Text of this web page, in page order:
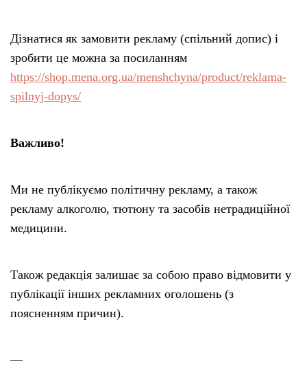
Дізнатися як замовити рекламу (спільний допис) і
зробити це можна за посиланням
https://shop.mena.org.ua/menshchyna/product/reklama-
spilnyj-dopys/
Важливо!
Ми не публікуємо політичну рекламу, а також
рекламу алкоголю, тютюну та засобів нетрадиційної
медицини.
Також редакція залишає за собою право відмовити у
публікації інших рекламних оголошень (з
поясненням причин).
—